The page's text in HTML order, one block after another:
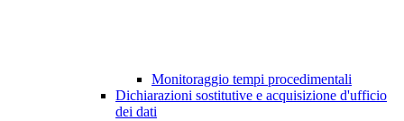
Monitoraggio tempi procedimentali
Dichiarazioni sostitutive e acquisizione d'ufficio
dei dati